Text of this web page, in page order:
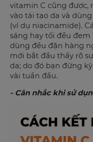
vitamin C cũng được,
vào tái tạo da và
(ví dụ niacinamide).
sáng hay tối đều đem
dùng đều đặn hàng
mới bắt đầu thấy rõ
da; do đó bạn đừng
vài tuần đầu.
- Cân nhắc khi sử